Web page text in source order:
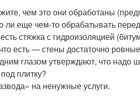
чем это они обработаны
еще чем-то обрабатывать перед
стяжка с гидроизоляцией
есть — стены достаточно
глазом утверждают, что надо
плитку?
на ненужные услуги.